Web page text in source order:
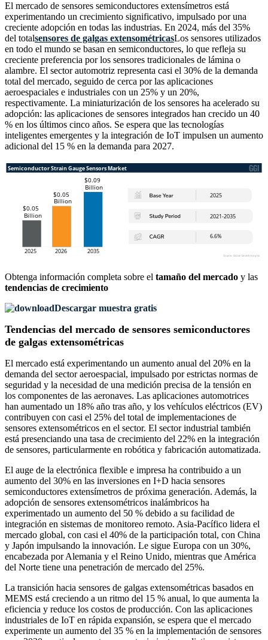
El mercado de sensores semiconductores extensímetros está
experimentando un crecimiento significativo, impulsado por una
creciente adopción en todas las industrias. En 2024, más del 35%
del totalsensores de galgas extensométricasLos sensores utilizados
en todo el mundo se basan en semiconductores, lo que refleja su
creciente preferencia por los sensores tradicionales de lámina o
alambre. El sector automotriz representa casi el 30% de la demanda
total del mercado, seguido de cerca por las aplicaciones
aeroespaciales e industriales con un 25% y un 20%,
respectivamente. La miniaturización de los sensores ha acelerado su
adopción: las aplicaciones de sensores integrados han crecido un 40
% en los últimos cinco años. Se espera que las tecnologías
inteligentes emergentes y la integración de IoT impulsen un aumento
adicional del 15 % en la demanda para 2027.
Obtenga información completa sobre el tamaño del mercado y las
tendencias de crecimiento
Descargar muestra gratis
Tendencias del mercado de sensores semiconductores
de galgas extensométricas
El mercado está experimentando un aumento anual del 20% en la
demanda del sector aeroespacial, impulsado por estrictas normas de
seguridad y la necesidad de una medición precisa de la tensión en
los componentes de las aeronaves. Las aplicaciones automotrices
han aumentado un 18% año tras año, y los vehículos eléctricos (EV)
contribuyen con casi el 25% del total de implementaciones de
sensores extensométricos en el sector. El sector industrial también
está presenciando una tasa de crecimiento del 22% en la integración
de sensores, particularmente en robótica y fabricación automatizada.
El auge de la electrónica flexible e impresa ha contribuido a un
aumento del 30% en las inversiones en I+D hacia sensores
semiconductores extensímetros de próxima generación. Además, la
adopción de sensores extensométricos inalámbricos ha
experimentado un aumento del 50 % debido a su facilidad de
integración en sistemas de monitoreo remoto. Asia-Pacífico lidera el
mercado global, con casi el 40% de la participación total, con China
y Japón impulsando la innovación. Le sigue Europa con un 30%,
encabezada por Alemania y el Reino Unido, mientras que América
del Norte tiene una penetración de mercado del 25%.
La transición hacia sensores de galgas extensométricas basados ​​en
MEMS está creciendo a un ritmo del 15 % anual, lo que aumenta la
eficiencia y reduce los costos de producción. Con las aplicaciones
industriales de IoT en rápida expansión, se espera que el mercado
experimente un aumento del 35 % en la implementación de sensores